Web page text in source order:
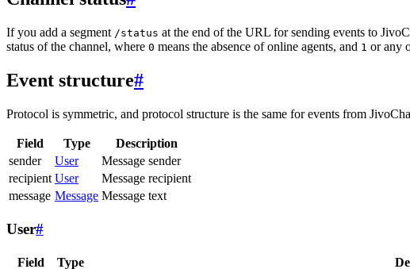
If you add a segment /status at the end of the URL for sending events to
status of the channel, where 0 means the absence of online agents, and 1 or any
Event structure#
Protocol is symmetric, and protocol structure is the same for events from
Field Type
Description
sender
User
Message sender
recipient User
Message recipient
message Message Message text
User#
Field Type